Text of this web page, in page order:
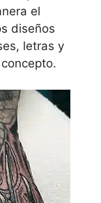
el
diseños
letras y